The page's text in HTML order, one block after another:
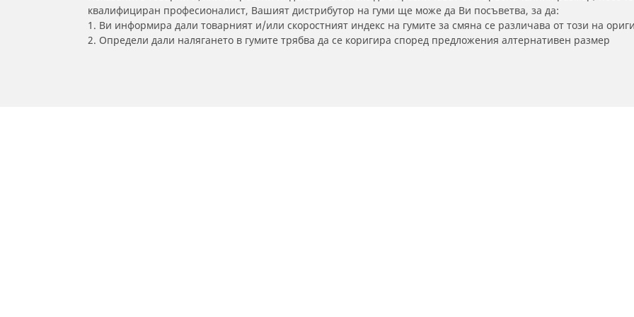
квалифициран професионалист, Вашият дистрибутор на гуми ще може да Ви посъветва, за да:
1. Ви информира дали товарният и/или скоростният индекс на гумите за смяна се различава от този на
2. Определи дали налягането в гумите трябва да се коригира според предложения алтернативен размер